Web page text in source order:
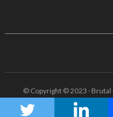
© Copyright © 2023 ·
Condiciones · Aviso De